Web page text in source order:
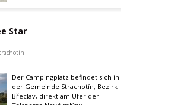
Star
Der Campingplatz befindet sich in
der Gemeinde Strachotín, Bezirk
Břeclav, direkt am Ufer der